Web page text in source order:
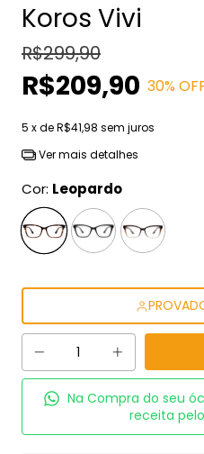
Koros Vivi
R$299,90
R$209,90 30%
5 x deR$41,98 sem juros
Ver mais detalhes
Cor: Leopardo
Na Compra do seu
receita